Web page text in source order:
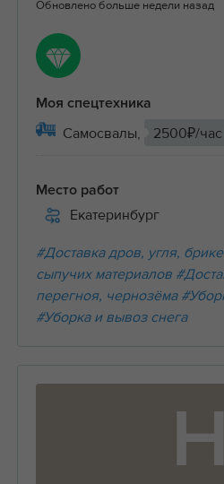
Обновлено больше недели назад
Моя спецтехника
Самосвалы, 2500₽/час
Место работ
Екатеринбург
#Доставка дров, угля,
сыпучих материалов
перегноя, чернозёма
#Уборка и вывоз снега
Н